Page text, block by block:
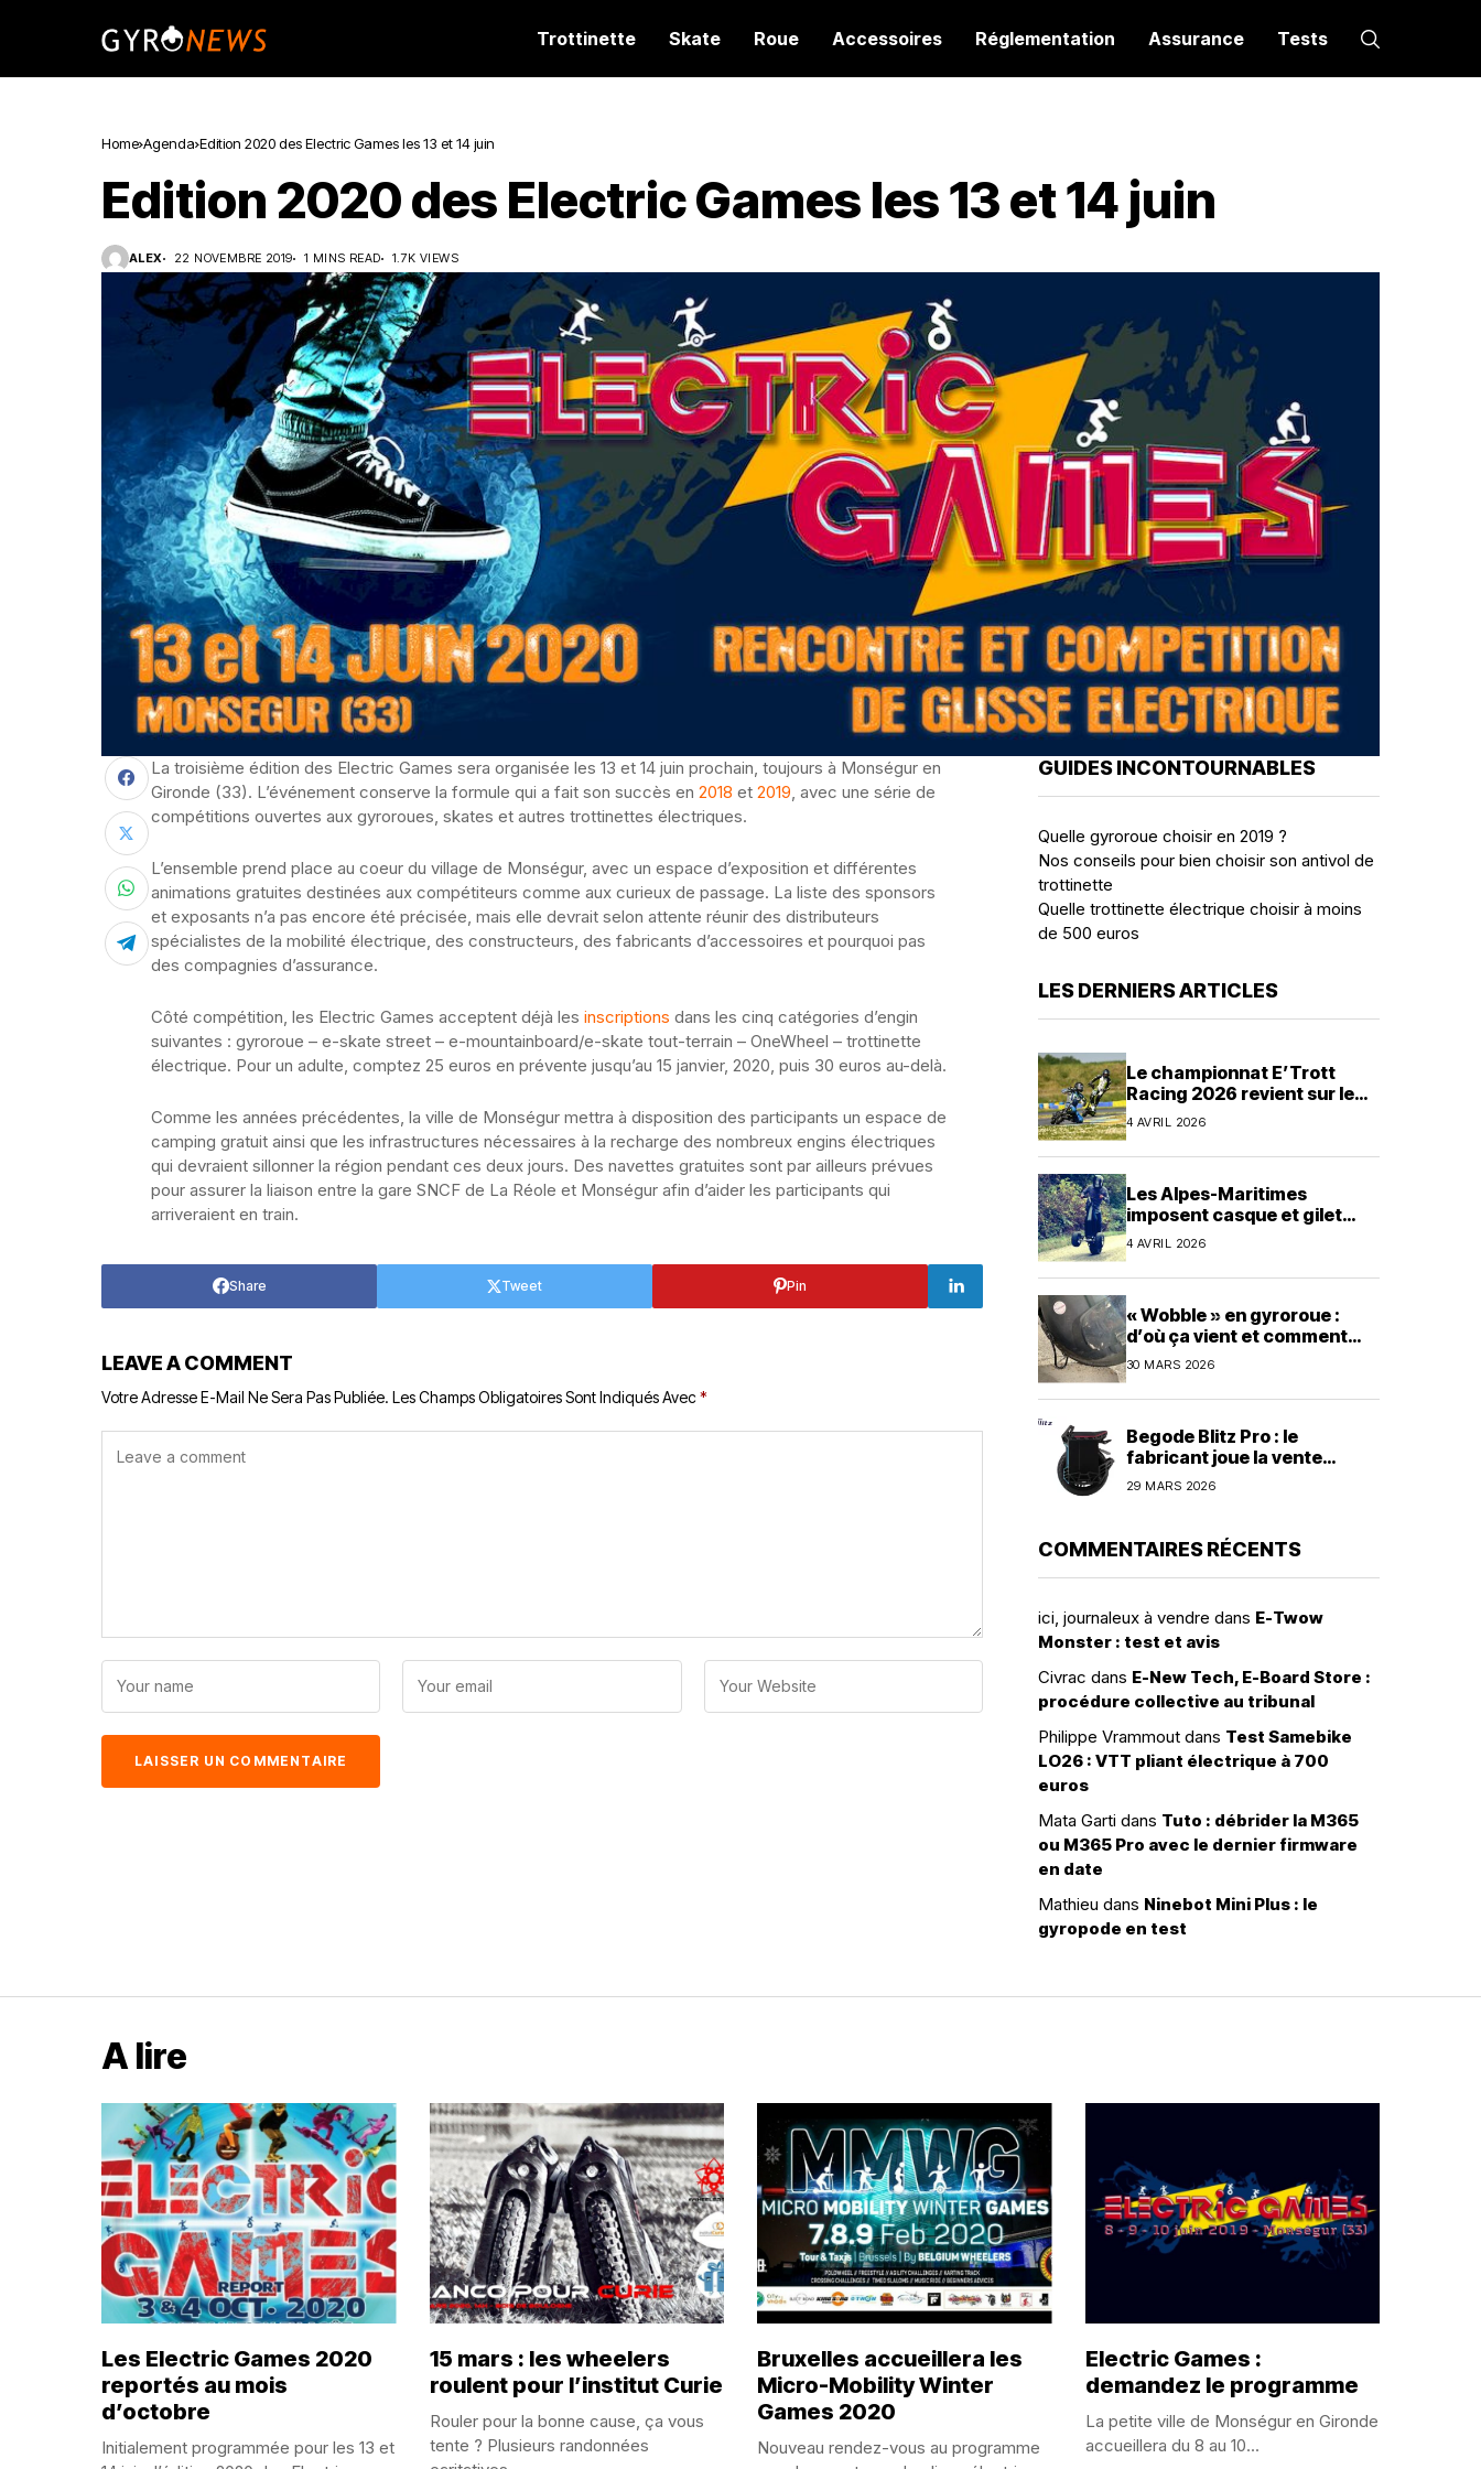
Trottinette Skate Roue Accessoires Réglementation Assurance Tests
Home Agenda Edition 2020 des Electric Games les 13 et 14 juin
Edition 2020 des Electric Games les 13 et 14 juin
ALEX 22 NOVEMBRE 2019 1 MINS READ 1.7K VIEWS
La troisième édition des Electric Games sera organisée les 13 et 14 juin prochain, toujours à Monségur en
Gironde (33). L’événement conserve la formule qui a fait son succès en 2018 et 2019 , avec une série de
compétitions ouvertes aux gyroroues, skates et autres trottinettes électriques.
L’ensemble prend place au coeur du village de Monségur, avec un espace d’exposition et différentes
animations gratuites destinées aux compétiteurs comme aux curieux de passage. La liste des sponsors
et exposants n’a pas encore été précisée, mais elle devrait selon attente réunir des distributeurs
spécialistes de la mobilité électrique, des constructeurs, des fabricants d’accessoires et pourquoi pas
des compagnies d’assurance.
Côté compétition, les Electric Games acceptent déjà les inscriptions dans les cinq catégories d’engin
suivantes : gyroroue – e-skate street – e-mountainboard/e-skate tout-terrain – OneWheel – trottinette
électrique. Pour un adulte, comptez 25 euros en prévente jusqu’au 15 janvier, 2020, puis 30 euros au-delà.
Comme les années précédentes, la ville de Monségur mettra à disposition des participants un espace de
camping gratuit ainsi que les infrastructures nécessaires à la recharge des nombreux engins électriques
qui devraient sillonner la région pendant ces deux jours. Des navettes gratuites sont par ailleurs prévues
pour assurer la liaison entre la gare SNCF de La Réole et Monségur afin d’aider les participants qui
arriveraient en train.
Share Tweet Pin
LEAVE A COMMENT
Votre Adresse E-Mail Ne Sera Pas Publiée. Les Champs Obligatoires Sont Indiqués Avec*
GUIDES INCONTOURNABLES
Quelle gyroroue choisir en 2019 ?
Nos conseils pour bien choisir son antivol de
trottinette
Quelle trottinette électrique choisir à moins
de 500 euros
LES DERNIERS ARTICLES
Le championnat E’Trott
Racing 2026 revient sur le
circuit de karting du Mans en
4 AVRIL 2026
Les Alpes-Maritimes
imposent casque et gilet
jaune pour tous les EDPM
4 AVRIL 2026
« Wobble » en gyroroue :
d’où ça vient et comment
s’en prémunir ?
30 MARS 2026
Begode Blitz Pro : le
fabricant joue la vente
directe avec une commande
29 MARS 2026
COMMENTAIRES RÉCENTS
ici, journaleux à vendre dans E-Twow
Monster : test et avis
Civrac dans E-New Tech, E-Board Store :
procédure collective au tribunal
Philippe Vrammout dans Test Samebike
LO26 : VTT pliant électrique à 700
euros
Mata Garti dans Tuto : débrider la M365
ou M365 Pro avec le dernier firmware
en date
Mathieu dans Ninebot Mini Plus : le
gyropode en test
A lire
Les Electric Games 2020
reportés au mois
d’octobre
Initialement programmée pour les 13 et
15 mars : les wheelers
roulent pour l’institut Curie
Rouler pour la bonne cause, ça vous
tente ? Plusieurs randonnées
Bruxelles accueillera les
Micro-Mobility Winter
Games 2020
Nouveau rendez-vous au programme
Electric Games :
demandez le programme
La petite ville de Monségur en Gironde
accueillera du 8 au 10...